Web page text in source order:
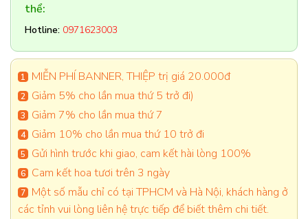
thể:
Hotline: 0971623003
MIỄN PHÍ BANNER, THIỆP trị giá 20.000đ
Giảm 5% cho lần mua thứ 5 trở đi)
Giảm 7% cho lần mua thứ 7
Giảm 10% cho lần mua thứ 10 trở đi
Gửi hình trước khi giao, cam kết hài lòng 100%
Cam kết hoa tươi trên 3 ngày
Một số mẫu chỉ có tại TPHCM và Hà Nội, khách hàng ở
các tỉnh vui lòng liên hệ trực tiếp để biết thêm chi tiết.